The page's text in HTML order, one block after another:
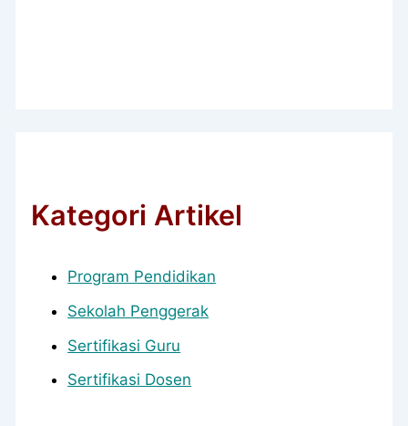
Kategori Artikel
Program Pendidikan
Sekolah Penggerak
Sertifikasi Guru
Sertifikasi Dosen